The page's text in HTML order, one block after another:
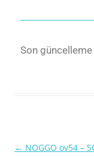
Son
Yazı
← NOGGO ov54 –